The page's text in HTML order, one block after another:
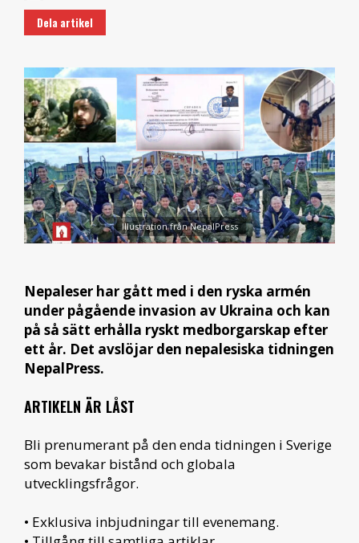
Dela artikel
Illustration från NepalPress
Nepaleser har gått med i den ryska armén
under pågående invasion av Ukraina och kan
på så sätt erhålla ryskt medborgarskap efter
ett år. Det avslöjar den nepalesiska tidningen
NepalPress.
ARTIKELN ÄR LÅST
Bli prenumerant på den enda tidningen i Sverige
som bevakar bistånd och globala
utvecklingsfrågor.
• Exklusiva inbjudningar till evenemang.